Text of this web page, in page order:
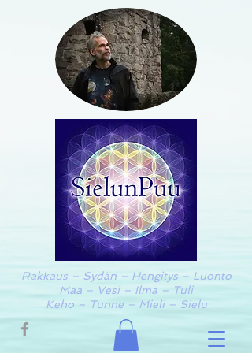
Rakkaus – Sydän – Hengitys – Luonto
Maa – Vesi – Ilma – Tuli
Keho – Tunne – Mieli – Sielu